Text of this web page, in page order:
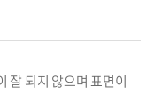
잘 되지 않으며 표면이